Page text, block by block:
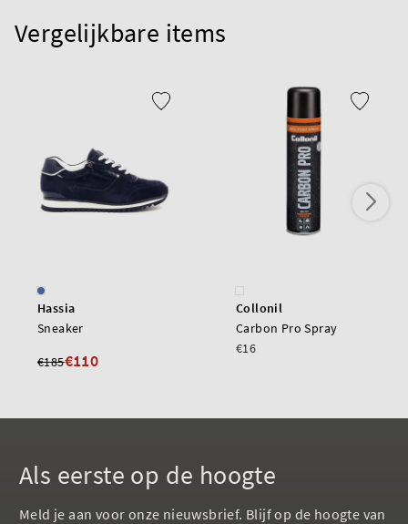
Vergelijkbare items
Hassia
Sneaker
€185€110
Collonil
Carbon Pro Spray
€16
Als eerste op de hoogte
Meld je aan voor onze nieuwsbrief. Blijf op de hoogte van